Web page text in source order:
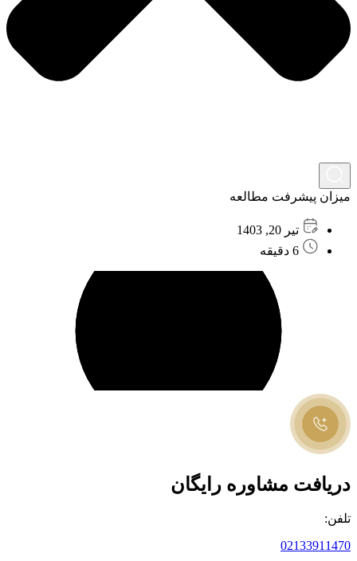
میزان پیشرفت مطالعه
تیر 20, 1403
6 دقیقه
دریافت مشاوره رایگان
تلفن:
02133911470